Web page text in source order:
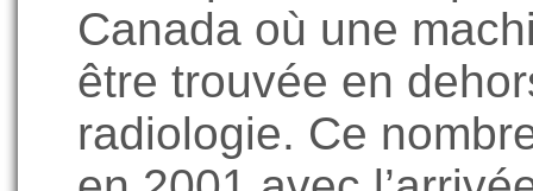
Canada où une
être trouvée en
radiologie. Ce